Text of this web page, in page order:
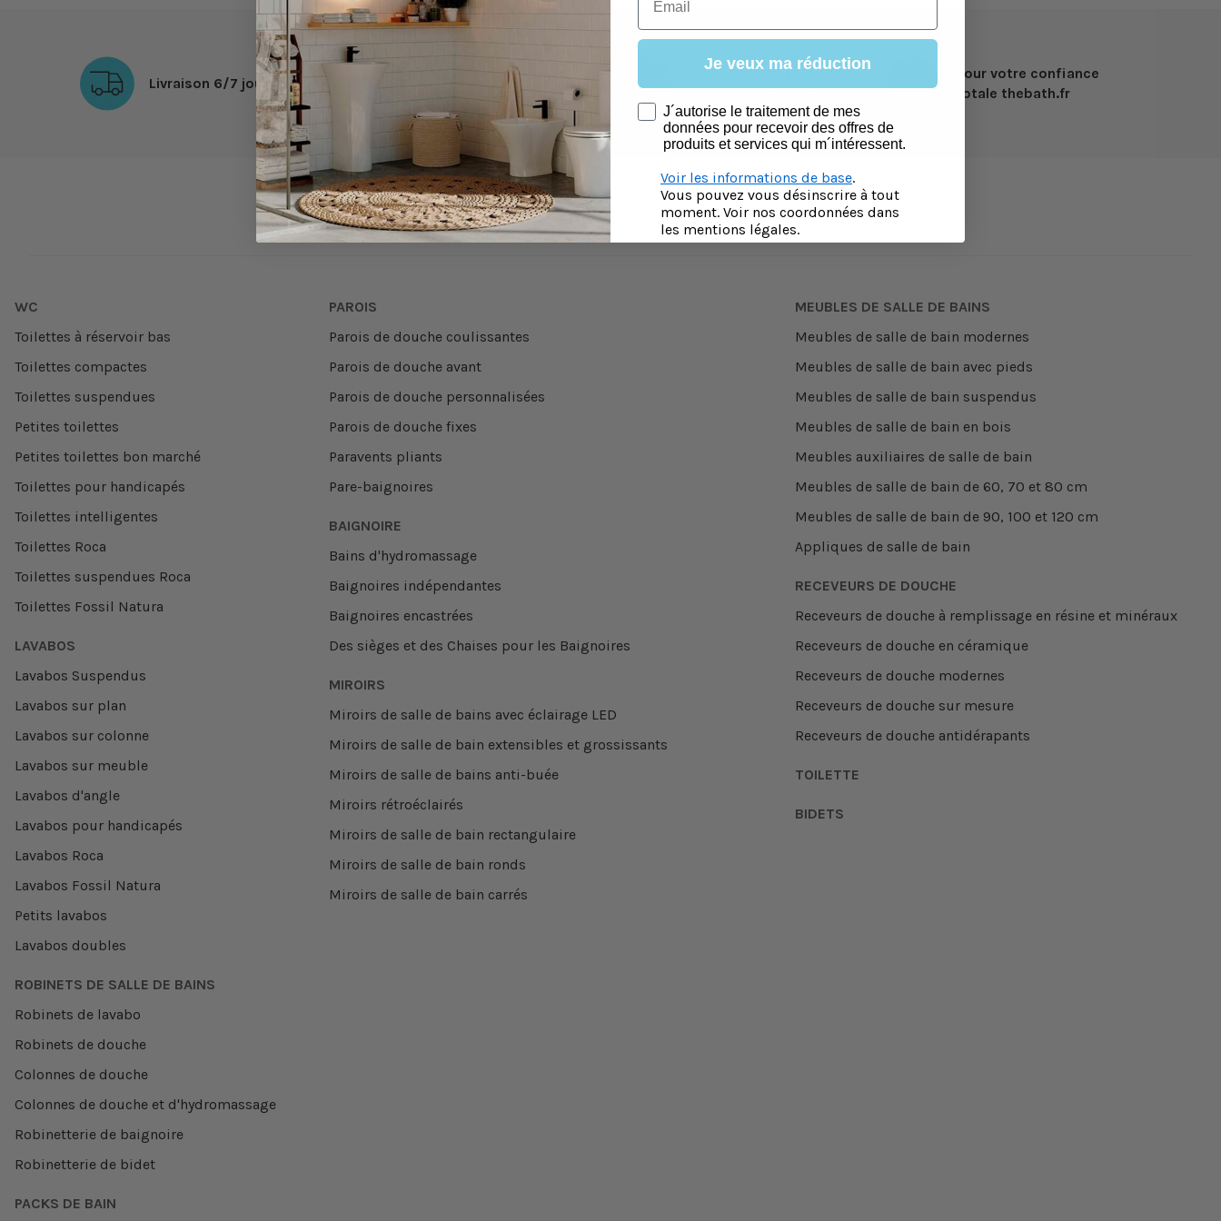
, tras una experiencia del23/8/2022 porA.A.
Livraison 6/7 jours*
Si vous ne l'aimez pas,
vous le retournez.
Tous vos achats avec un
paiement sécurisé
Pour votre confiance
totale thebath.fr
WC
Toilettes à réservoir bas
Toilettes compactes
Toilettes suspendues
Petites toilettes
Petites toilettes bon marché
Toilettes pour handicapés
Toilettes intelligentes
Toilettes Roca
Toilettes suspendues Roca
Toilettes Fossil Natura
LAVABOS
Lavabos Suspendus
Lavabos sur plan
Lavabos sur colonne
Lavabos sur meuble
Lavabos d'angle
Lavabos pour handicapés
Lavabos Roca
Lavabos Fossil Natura
Petits lavabos
Lavabos doubles
PAROIS
Parois de douche coulissantes
Parois de douche avant
Parois de douche personnalisées
Parois de douche fixes
Paravents pliants
Pare-baignoires
BAIGNOIRE
Bains d'hydromassage
Baignoires indépendantes
Baignoires encastrées
Des sièges et des Chaises pour les Baignoires
MIROIRS
Miroirs de salle de bains avec éclairage LED
Miroirs de salle de bain extensibles et grossissants
Miroirs de salle de bains anti-buée
Miroirs rétroéclairés
Miroirs de salle de bain rectangulaire
Miroirs de salle de bain ronds
Miroirs de salle de bain carrés
MEUBLES DE SALLE DE BAINS
Meubles de salle de bain modernes
Meubles de salle de bain avec pieds
Meubles de salle de bain suspendus
Meubles de salle de bain en bois
Meubles auxiliaires de salle de bain
Meubles de salle de bain de 60, 70 et 80 cm
Meubles de salle de bain de 90, 100 et 120 cm
Appliques de salle de bain
RECEVEURS DE DOUCHE
Receveurs de douche à remplissage en résine et minéraux
Receveurs de douche en céramique
Receveurs de douche modernes
Receveurs de douche sur mesure
Receveurs de douche antidérapants
TOILETTE
BIDETS
ROBINETS DE SALLE DE BAINS
Robinets de lavabo
Robinets de douche
Colonnes de douche
Colonnes de douche et d'hydromassage
Robinetterie de baignoire
Robinetterie de bidet
PACKS DE BAIN
Je veux ma réduction
consentimiento newsletter francia
J´autorise le traitement de mes
données pour recevoir des offres de
produits et services qui m´intéressent.
Voir les informations de base.
Vous pouvez vous désinscrire à tout
moment. Voir nos coordonnées dans
les mentions légales.